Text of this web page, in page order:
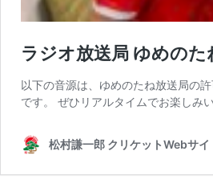
ラジオ放送局 ゆめの
以下の音源は、ゆめのたね放送局の
です。 ぜひリアルタイムでお楽し
松村謙一郎 クリケットWebサイ